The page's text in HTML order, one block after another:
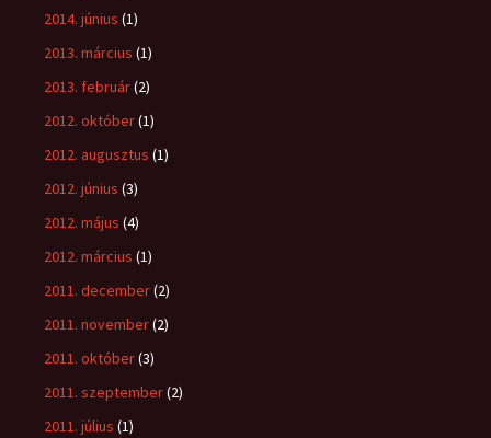
2014. június (1)
2013. március (1)
2013. február(2)
2012. október(1)
2012. augusztus (1)
2012. június (3)
2012. május (4)
2012. március (1)
2011. december(2)
2011. november(2)
2011. október(3)
2011. szeptember(2)
2011. július (1)